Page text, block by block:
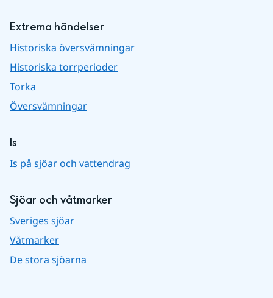
Extrema händelser
Historiska översvämningar
Historiska torrperioder
Torka
Översvämningar
Is
Is på sjöar och vattendrag
Sjöar och våtmarker
Sveriges sjöar
Våtmarker
De stora sjöarna